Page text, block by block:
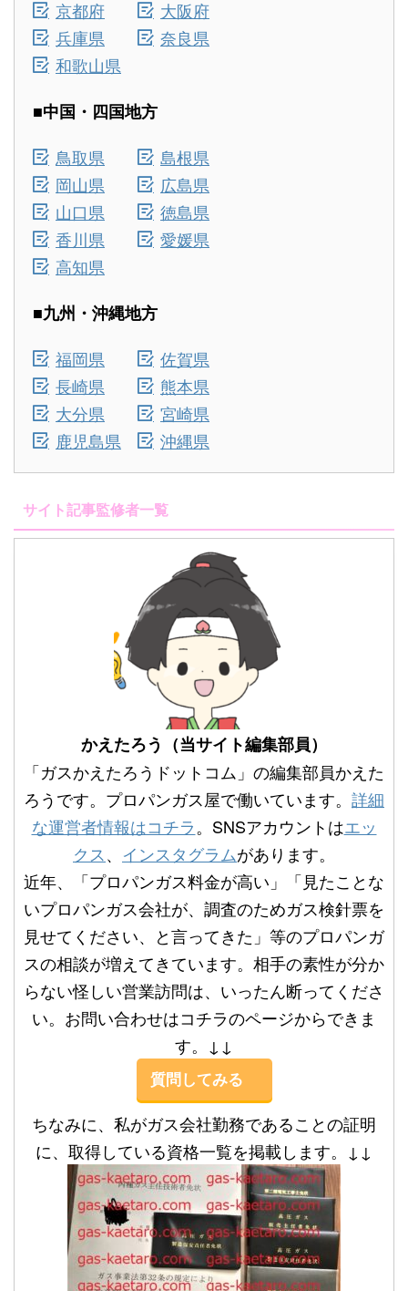
京都府
大阪府
兵庫県
奈良県
和歌山県
■中国・四国地方
鳥取県
島根県
岡山県
広島県
山口県
徳島県
香川県
愛媛県
高知県
■九州・沖縄地方
福岡県
佐賀県
長崎県
熊本県
大分県
宮崎県
鹿児島県
沖縄県
サイト記事監修者一覧
かえたろう（当サイト編集部員）
「ガスかえたろうドットコム」の編集部員かえた
ろうです。プロパンガス屋で働いています。 詳細
な運営者情報はコチラ。SNSアカウントはエッ
クス、 インスタグラムがあります。
近年、「プロパンガス料金が高い」「見たことな
いプロパンガス会社が、調査のためガス検針票を
見せてください、と言ってきた」等のプロパンガ
スの相談が増えてきています。相手の素性が分か
らない怪しい営業訪問は、いったん断ってくださ
い。お問い合わせはコチラのページからできま
す。↓↓
質問してみる
ちなみに、私がガス会社勤務であることの証明
に、取得している資格一覧を掲載します。↓↓